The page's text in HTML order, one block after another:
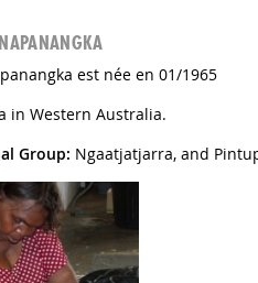
est née en 01/1965
in Western Australia.
Group: Ngaatjatjarra, and